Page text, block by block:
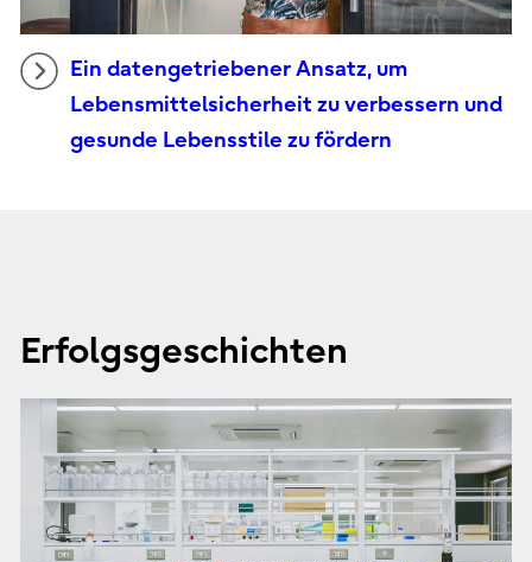
Ein datengetriebener Ansatz, um
Lebensmittelsicherheit zu verbessern und
gesunde Lebensstile zu fördern
Erfolgsgeschichten